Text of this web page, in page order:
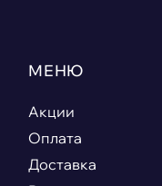
МЕНЮ
Акции
Оплата
Доставка